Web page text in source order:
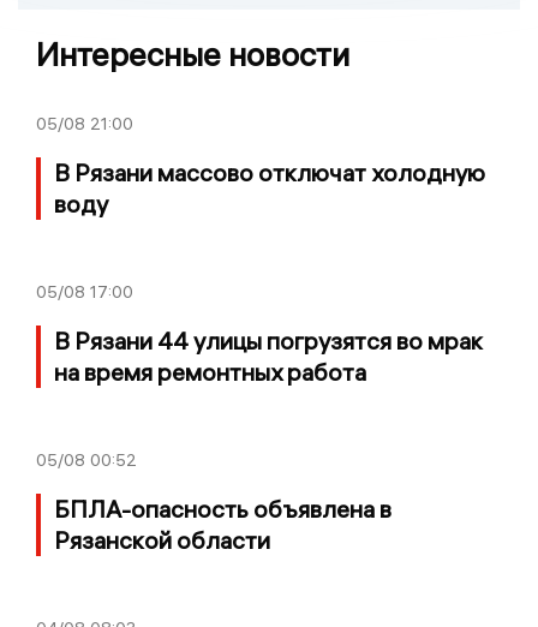
Интересные новости
05/08 21:00
В Рязани массово отключат холодную
воду
05/08 17:00
В Рязани 44 улицы погрузятся во мрак
на время ремонтных работа
05/08 00:52
БПЛА-опасность объявлена в
Рязанской области